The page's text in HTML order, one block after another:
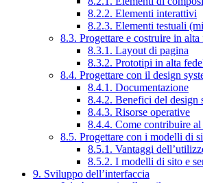
8.2.2. Elementi interattivi
8.2.3. Elementi testuali
8.3. Progettare e costruire in alta
8.3.1. Layout di pagina
8.3.2. Prototipi in alta
8.4. Progettare con il design
8.4.1. Documentazione
8.4.2. Benefici del design
8.4.3. Risorse operative
8.4.4. Come contribuire
8.5. Progettare con i modelli di
8.5.1. Vantaggi
8.5.2. I modelli di sito e
9. Sviluppo dell’interfaccia